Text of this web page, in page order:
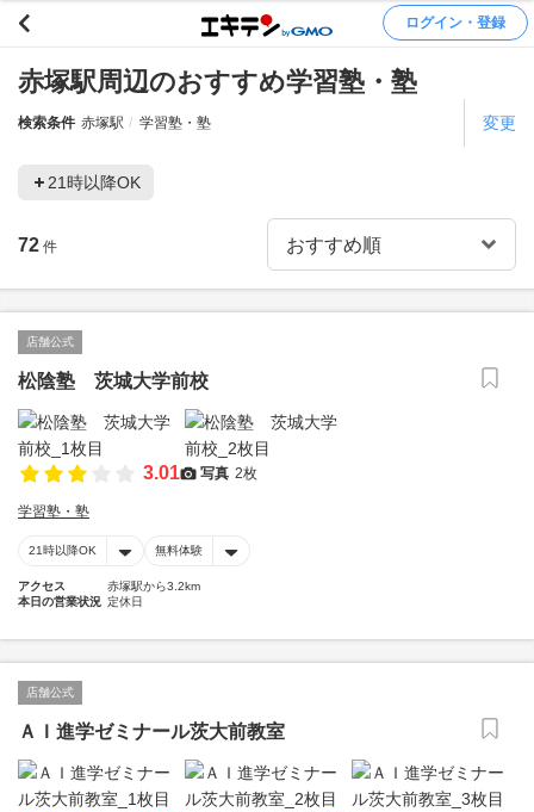
ログイン・登録
赤塚駅周辺のおすすめ学習塾・塾
検索条件 赤塚駅 学習塾・塾 変更
21時以降OK
72 件
店舗公式
松陰塾 茨城大学前校
3.01 写真 2枚
学習塾・塾
21時以降OK 無料体験
アクセス
赤塚駅から3.2km
本日の営業状況 定休日
店舗公式
ＡＩ進学ゼミナール茨大前教室